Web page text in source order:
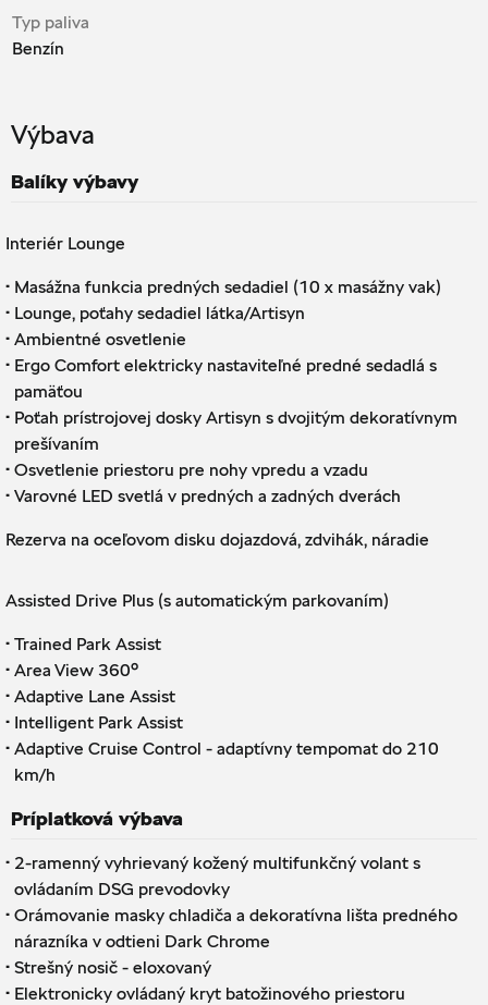
Typ paliva
Benzín
Výbava
Balíky výbavy
Interiér Lounge
· Masážna funkcia predných sedadiel (10 x masážny vak)
· Lounge, poťahy sedadiel látka/Artisyn
· Ambientné osvetlenie
· Ergo Comfort elektricky nastaviteľné predné sedadlá s
pamäťou
· Poťah prístrojovej dosky Artisyn s dvojitým dekoratívnym
prešívaním
· Osvetlenie priestoru pre nohy vpredu a vzadu
· Varovné LED svetlá v predných a zadných dverách
Rezerva na oceľovom disku dojazdová, zdvihák, náradie
Assisted Drive Plus (s automatickým parkovaním)
· Trained Park Assist
· Area View 360°
· Adaptive Lane Assist
· Intelligent Park Assist
· Adaptive Cruise Control - adaptívny tempomat do 210
km/h
Príplatková výbava
· 2-ramenný vyhrievaný kožený multifunkčný volant s
ovládaním DSG prevodovky
· Orámovanie masky chladiča a dekoratívna lišta predného
nárazníka v odtieni Dark Chrome
· Strešný nosič - eloxovaný
· Elektronicky ovládaný kryt batožinového priestoru